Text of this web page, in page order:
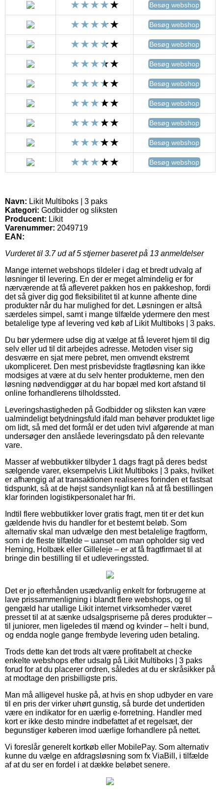
Besøg webshop
Besøg webshop
Besøg webshop
Besøg webshop
Besøg webshop
Besøg webshop
Besøg webshop
Besøg webshop
Besøg webshop
Navn: Likit Multiboks | 3 paks
Kategori: Godbidder og sliksten
Producent: Likit
Varenummer: 2049719
EAN:
Vurderet til 3.7ud af 5 stjerner baseret på 13 anmeldelser
Mange internet webshops tildeler i dag et bredt udvalg af
løsninger til levering. En der er meget almindelig er for
nærværende at få afleveret pakken hos en pakkeshop, fordi
det så giver dig god fleksibilitet til at kunne afhente dine
produkter når du har mulighed for det. Løsningen er altså
særdeles simpel, samt i mange tilfælde ydermere den mest
betalelige type af levering ved køb af Likit Multiboks | 3 paks.
Du bør ydermere udse dig at vælge at få leveret hjem til dig
selv eller ud til dit arbejdes adresse. Metoden viser sig
desværre en sjat mere pebret, men omvendt ekstremt
ukompliceret. Den mest prisbevidste fragtløsning kan ikke
modsiges at være at du selv henter produkterne, men den
løsning nødvendiggør at du har bopæl med kort afstand til
online forhandlerens tilholdssted.
Leveringshastigheden på Godbidder og sliksten kan være
ualmindeligt betydningsfuld ifald man behøver produktet lige
om lidt, så med det formål er det uden tvivl afgørende at man
undersøger den anslåede leveringsdato på den relevante
vare.
Masser af webbutikker tilbyder 1 dags fragt på deres bedst
sælgende varer, eksempelvis Likit Multiboks | 3 paks, hvilket
er afhængig af at transaktionen realiseres forinden et fastsat
tidspunkt, så at de højst sandsynligt kan nå at få bestillingen
klar forinden logistikpersonalet har fri.
Indtil flere webbutikker lover gratis fragt, men tit er det kun
gældende hvis du handler for et bestemt beløb. Som
alternativ skal man udvælge den mest betalelige fragtform,
som i de fleste tilfælde – uanset om man opholder sig ved
Herning, Holbæk eller Gilleleje – er at få fragtfirmaet til at
bringe din bestilling til et udleveringssted.
Det er jo efterhånden usædvanlig enkelt for forbrugerne at
lave prissammenligning i blandt flere webshops, og til
gengæld har utallige Likit internet virksomheder været
presset til at at sænke udsalgspriserne på deres produkter –
til juniorer, men ligeledes til mænd og kvinder – helt i bund,
og endda nogle gange frembyde levering uden betaling.
Trods dette kan det trods alt være profitabelt at checke
enkelte webshops efter udsalg på Likit Multiboks | 3 paks
forud for at du placerer ordren, således at du er skråsikker på
at modtage den prisbilligste pris.
Man må alligevel huske på, at hvis en shop udbyder en vare
til en pris der virker uhørt gunstig, så burde det undertiden
være en indikator for en uærlig e-forretning. Handler med
kort er ikke desto mindre indbefattet af et regelsæt, der
begunstiger køberen imod uærlige forhandlere på nettet.
Vi foreslår generelt kortkøb eller MobilePay. Som alternativ
kunne du vælge en afdragsløsning som fx ViaBill, i tilfælde
af at du ser en fordel i at dække beløbet senere.